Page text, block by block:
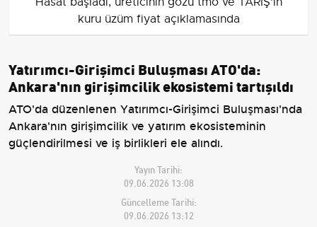
kuru üzüm fiyat açıklamasında
Yatırımcı-Girişimci Buluşması ATO'da:
Ankara'nın girişimcilik ekosistemi tartışıldı
ATO'da düzenlenen Yatırımcı-Girişimci Buluşması'nda
Ankara'nın girişimcilik ve yatırım ekosisteminin
güçlendirilmesi ve iş birlikleri ele alındı.
Yayın Tarihi:
09.06.2026 13:08
Güncelleme Tarihi:
09.06.2026 13:12